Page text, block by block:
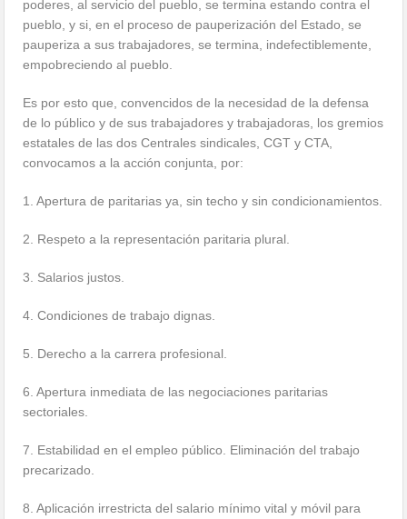
poderes, al servicio del pueblo, se termina estando contra el
pueblo, y si, en el proceso de pauperización del Estado, se
pauperiza a sus trabajadores, se termina, indefectiblemente,
empobreciendo al pueblo.
Es por esto que, convencidos de la necesidad de la defensa
de lo público y de sus trabajadores y trabajadoras, los gremios
estatales de las dos Centrales sindicales, CGT y CTA,
convocamos a la acción conjunta, por:
1. Apertura de paritarias ya, sin techo y sin condicionamientos.
2. Respeto a la representación paritaria plural.
3. Salarios justos.
4. Condiciones de trabajo dignas.
5. Derecho a la carrera profesional.
6. Apertura inmediata de las negociaciones paritarias
sectoriales.
7. Estabilidad en el empleo público. Eliminación del trabajo
precarizado.
8. Aplicación irrestricta del salario mínimo vital y móvil para